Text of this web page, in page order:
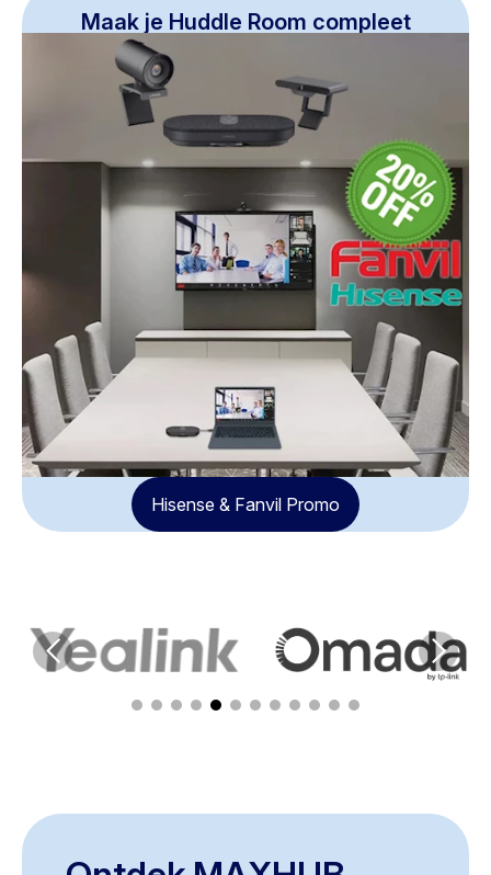
Maak je Huddle Room compleet
Hisense & Fanvil Promo